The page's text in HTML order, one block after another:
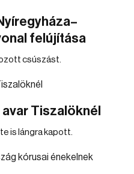
felújítása
csúszást.
Tiszalöknél
is lángra kapott.